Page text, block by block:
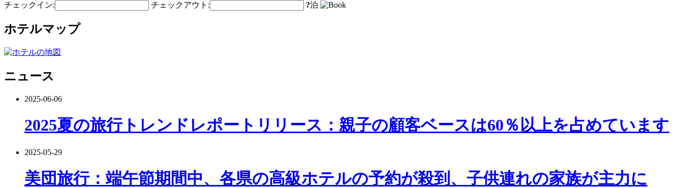
チェックイン:
チェックアウト: ?泊
ホテルマップ
ニュース
2025-06-06
2025夏の旅行トレンドレポートリリース：親子の顧客ベースは60％以上を占めています
2025-05-29
美団旅行：端午節期間中、各県の高級ホテルの予約が殺到、子供連れの家族が主力に